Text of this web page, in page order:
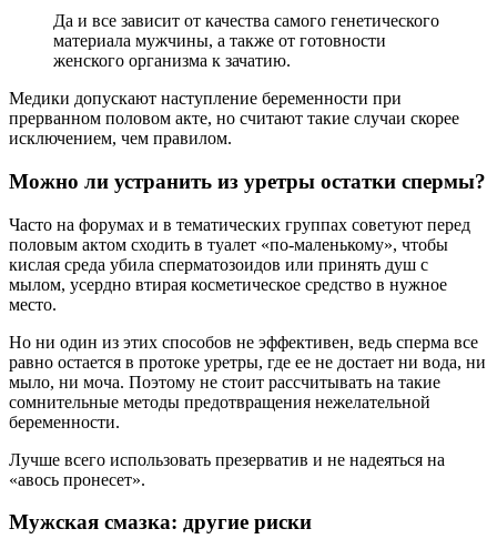
Да и все зависит от качества самого генетического
материала мужчины, а также от готовности
женского организма к зачатию.
Медики допускают наступление беременности при
прерванном половом акте, но считают такие случаи скорее
исключением, чем правилом.
Можно ли устранить из уретры остатки спермы?
Часто на форумах и в тематических группах советуют перед
половым актом сходить в туалет «по-маленькому», чтобы
кислая среда убила сперматозоидов или принять душ с
мылом, усердно втирая косметическое средство в нужное
место.
Но ни один из этих способов не эффективен, ведь сперма все
равно остается в протоке уретры, где ее не достает ни вода, ни
мыло, ни моча. Поэтому не стоит рассчитывать на такие
сомнительные методы предотвращения нежелательной
беременности.
Лучше всего использовать презерватив и не надеяться на
«авось пронесет».
Мужская смазка: другие риски